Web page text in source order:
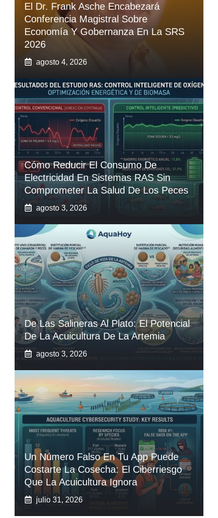
El Dr. Frank Asche Encabezará
Conferencia Magistral Sobre
Economía Y Gobernanza En La SRS
2026
agosto 4, 2026
Cómo Reducir El Consumo De
Electricidad En Sistemas RAS Sin
Comprometer La Salud De Los Peces
agosto 3, 2026
De Las Salineras Al Plato: El Potencial
De La Acuicultura De La Artemia
agosto 3, 2026
Un Número Falso En Tu App Puede
Costarte La Cosecha: El Ciberriesgo
Que La Acuicultura Ignora
julio 31, 2026